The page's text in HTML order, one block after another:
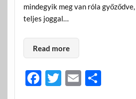
mindegyik meg van róla győződve,
teljes joggal…
Read more
F T E O